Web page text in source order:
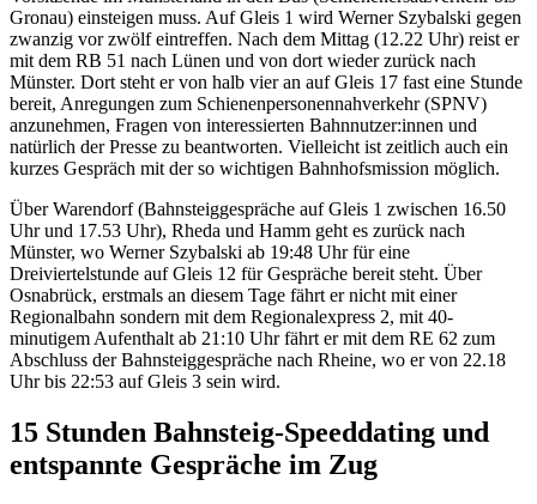
Gronau) einsteigen muss. Auf Gleis 1 wird Werner Szybalski gegen
zwanzig vor zwölf eintreffen. Nach dem Mittag (12.22 Uhr) reist er
mit dem RB 51 nach Lünen und von dort wieder zurück nach
Münster. Dort steht er von halb vier an auf Gleis 17 fast eine Stunde
bereit, Anregungen zum Schienenpersonennahverkehr (SPNV)
anzunehmen, Fragen von interessierten Bahnnutzer:innen und
natürlich der Presse zu beantworten. Vielleicht ist zeitlich auch ein
kurzes Gespräch mit der so wichtigen Bahnhofsmission möglich.
Über Warendorf (Bahnsteiggespräche auf Gleis 1 zwischen 16.50
Uhr und 17.53 Uhr), Rheda und Hamm geht es zurück nach
Münster, wo Werner Szybalski ab 19:48 Uhr für eine
Dreiviertelstunde auf Gleis 12 für Gespräche bereit steht. Über
Osnabrück, erstmals an diesem Tage fährt er nicht mit einer
Regionalbahn sondern mit dem Regionalexpress 2, mit 40-
minutigem Aufenthalt ab 21:10 Uhr fährt er mit dem RE 62 zum
Abschluss der Bahnsteiggespräche nach Rheine, wo er von 22.18
Uhr bis 22:53 auf Gleis 3 sein wird.
15 Stunden Bahnsteig-Speeddating und
entspannte Gespräche im Zug